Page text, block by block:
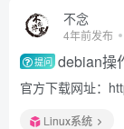
不念
4年前发布
提问 debian操
官方下载网址：
Linux系统